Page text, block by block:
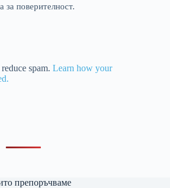
за поверителност.
spam. Learn how your
препоръчваме